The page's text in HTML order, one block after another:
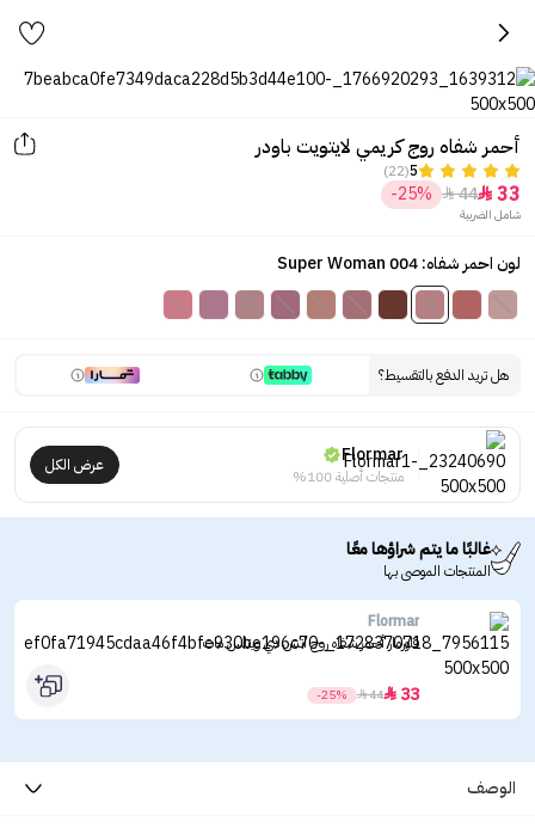
أحمر شفاه روج كريمي لايتويت باودر
5
(22)
33

44

-25%
شامل الضريبة
لون احمر شفاه: 004 Super Woman
هل تريد الدفع بالتقسيط؟
Flormar
منتجات أصلية 100%
عرض الكل
غالبًا ما يتم شراؤها معًا
المنتجات الموصى بها
Flormar
فلورمار أحمر شفاه روج اتش دي ويتلس مات
33

44

-25%
الوصف